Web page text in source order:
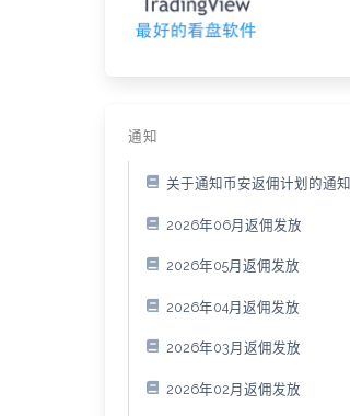
通知
关于通知币安返佣计划的通知
2026年06月返佣发放
2026年05月返佣发放
2026年04月返佣发放
2026年03月返佣发放
2026年02月返佣发放